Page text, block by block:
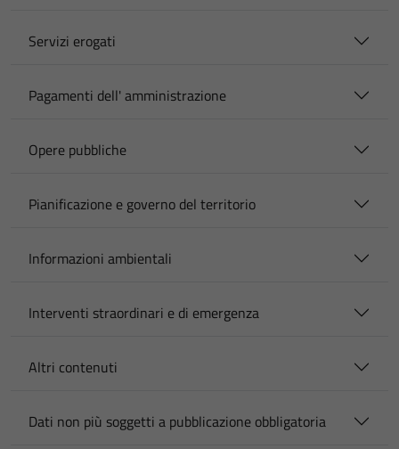
Servizi erogati
Pagamenti dell' amministrazione
Opere pubbliche
Pianificazione e governo del territorio
Informazioni ambientali
Interventi straordinari e di emergenza
Altri contenuti
Dati non più soggetti a pubblicazione obbligatoria